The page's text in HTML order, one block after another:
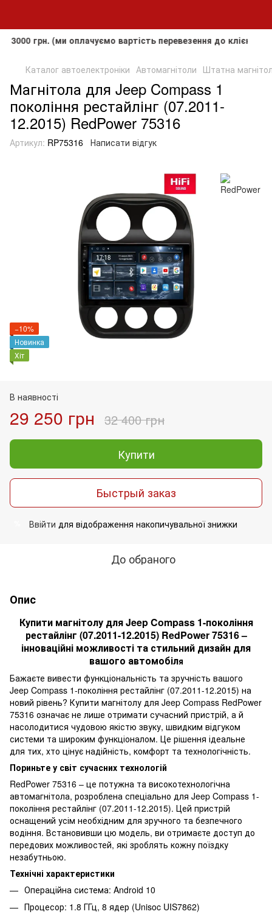
(ми оплачуємо вартість перевезення до клієнта, але
Каталог автоелектроніки Автомагнітоли Штатна
Магнітола для Jeep Compass 1
покоління рестайлінг (07.2011-
12.2015) RedPower 75316
Артикул: RP75316 Написати відгук
−10%
Новинка
Хіт
В наявності
29 250 грн 32 400 грн
Купити
Быстрый заказ
Ввійти для відображення накопичувальної знижки
До обраного
Опис
Купити магнітолу для Jeep Compass 1-покоління
рестайлінг (07.2011-12.2015) RedPower 75316 –
інноваційні можливості та стильний дизайн для
вашого автомобіля
Бажаєте вивести функціональність та зручність вашого
Jeep Compass 1-покоління рестайлінг (07.2011-12.2015) на
новий рівень? Купити магнітолу для Jeep Compass RedPower
75316 означає не лише отримати сучасний пристрій, а й
насолодитися чудовою якістю звуку, швидким відгуком
системи та широким функціоналом. Це рішення ідеальне
для тих, хто цінує надійність, комфорт та технологічність.
Пориньте у світ сучасних технологій
RedPower 75316 – це потужна та високотехнологічна
автомагнітола, розроблена спеціально для Jeep Compass 1-
покоління рестайлінг (07.2011-12.2015). Цей пристрій
оснащений усім необхідним для зручного та безпечного
водіння. Встановивши цю модель, ви отримаєте доступ до
передових можливостей, які зроблять кожну поїздку
незабутньою.
Технічні характеристики
Операційна система: Android 10
Процесор: 1.8 ГГц, 8 ядер (Unisoc UIS7862)